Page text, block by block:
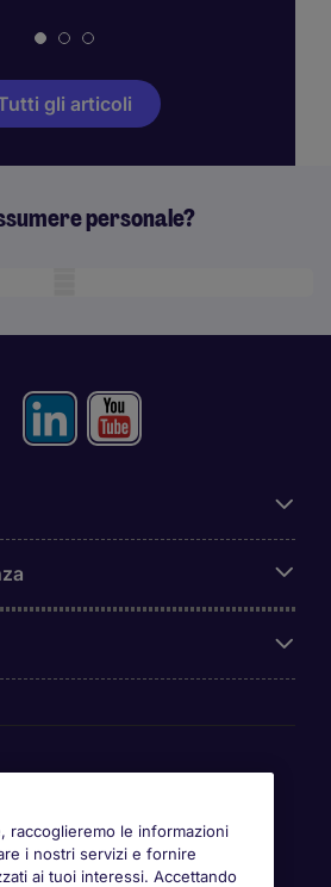
gli articoli
personale?
raccoglieremo le informazioni
i nostri servizi e fornire
ai tuoi interessi. Accettando